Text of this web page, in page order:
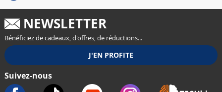
NEWSLETTER
Bénéficiez de cadeaux, d'offres, de réductions...
Suivez-nous